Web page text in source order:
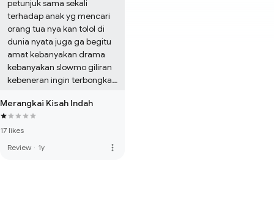
petunjuk sama sekali
terhadap anak yg mencari
orang tua nya kan tolol di
dunia nyata juga ga begitu
amat kebanyakan drama
kebanyakan slowmo giliran
kebeneran ingin terbongkar
olah olah tuhan ga
ngebantu yg benar
Merangkai Kisah Indah
17 likes
Review · 1y more_vert